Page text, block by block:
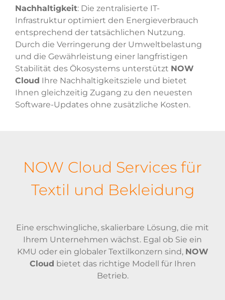
Nachhaltigkeit: Die zentralisierte IT-
Infrastruktur optimiert den Energieverbrauch
entsprechend der tatsächlichen Nutzung.
Durch die Verringerung der Umweltbelastung
und die Gewährleistung einer langfristigen
Stabilität des Ökosystems unterstützt NOW
Cloud Ihre Nachhaltigkeitsziele und bietet
Ihnen gleichzeitig Zugang zu den neuesten
Software-Updates ohne zusätzliche Kosten.
NOW Cloud Services für
Textil und Bekleidung
Eine erschwingliche, skalierbare Lösung, die mit
Ihrem Unternehmen wächst. Egal ob Sie ein
KMU oder ein globaler Textilkonzern sind, NOW
Cloud bietet das richtige Modell für Ihren
Betrieb.